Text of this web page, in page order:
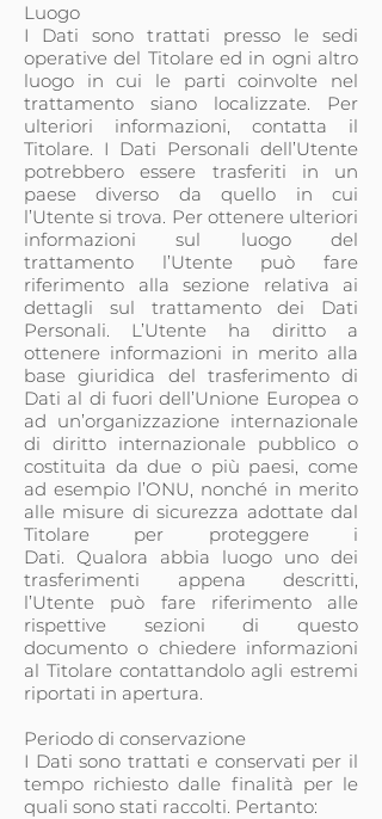
Luogo
I Dati sono trattati presso le sedi
operative del Titolare ed in ogni altro
luogo in cui le parti coinvolte nel
trattamento siano localizzate. Per
ulteriori informazioni, contatta il
Titolare. I Dati Personali dell’Utente
potrebbero essere trasferiti in un
paese diverso da quello in cui
l’Utente si trova. Per ottenere ulteriori
informazioni sul luogo del
trattamento l’Utente può fare
riferimento alla sezione relativa ai
dettagli sul trattamento dei Dati
Personali. L’Utente ha diritto a
ottenere informazioni in merito alla
base giuridica del trasferimento di
Dati al di fuori dell’Unione Europea o
ad un’organizzazione internazionale
di diritto internazionale pubblico o
costituita da due o più paesi, come
ad esempio l’ONU, nonché in merito
alle misure di sicurezza adottate dal
Titolare per proteggere i
Dati. Qualora abbia luogo uno dei
trasferimenti appena descritti,
l’Utente può fare riferimento alle
rispettive sezioni di questo
documento o chiedere informazioni
al Titolare contattandolo agli estremi
riportati in apertura.
Periodo di conservazione
I Dati sono trattati e conservati per il
tempo richiesto dalle finalità per le
quali sono stati raccolti. Pertanto: